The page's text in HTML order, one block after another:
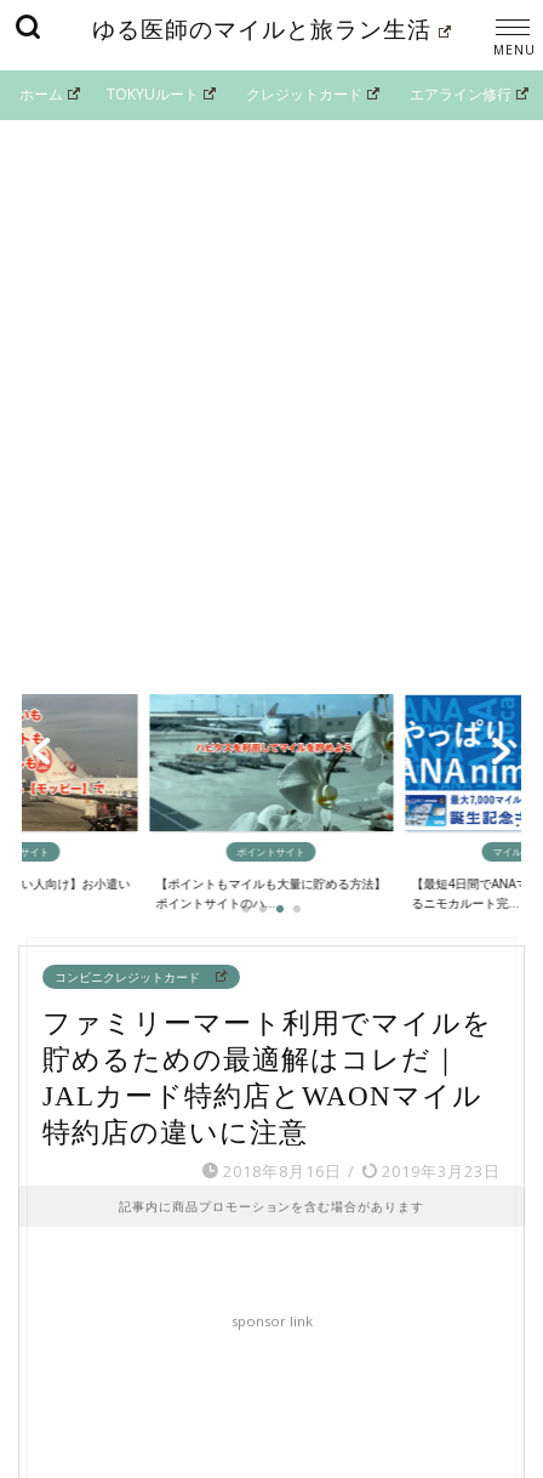
ゆる医師のマイルと旅ラン生活
ホーム TOKYUルート クレジットカード エアライン修行
トサイト
しい人向け】お小遣い
ポイントサイト
【ポイントもマイルも大量に貯める方法】
ポイントサイトのハ...
マイルの
【最短4日間でANAマ
るニモカルート完...
コンビニクレジットカード
ファミリーマート利用でマイルを
貯めるための最適解はコレだ｜
JALカード特約店とWAONマイル
特約店の違いに注意
2018年8月16日 / 2019年3月23日
記事内に商品プロモーションを含む場合があります
sponsor link